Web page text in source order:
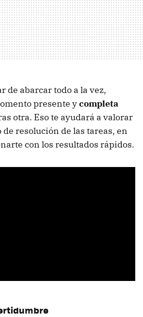
de abarcar todo a la vez,
presente ycompleta
otra. Eso te ayudará a valorar
de resolución de las tareas, en
con los resultados rápidos.